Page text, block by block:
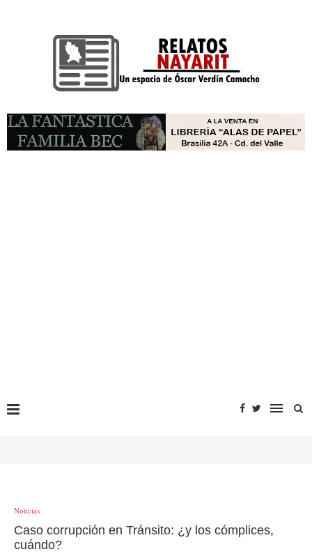
Noticias
Caso corrupción en Tránsito: ¿y los cómplices,
cuándo?